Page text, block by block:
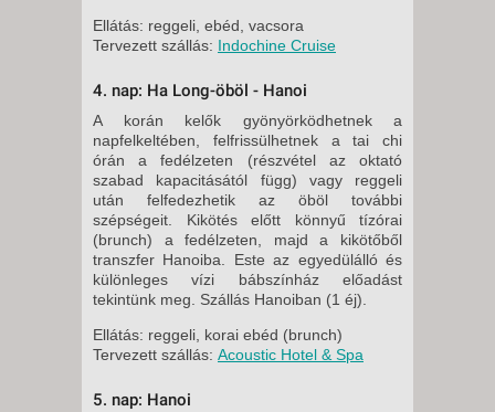
Ellátás: reggeli, ebéd, vacsora
Tervezett szállás: Indochine Cruise
4. nap: Ha Long-öböl - Hanoi
A korán kelők gyönyörködhetnek a
napfelkeltében, felfrissülhetnek a tai chi
órán a fedélzeten (részvétel az oktató
szabad kapacitásától függ) vagy reggeli
után felfedezhetik az öböl további
szépségeit. Kikötés előtt könnyű tízórai
(brunch) a fedélzeten, majd a kikötőből
transzfer Hanoiba. Este az egyedülálló és
különleges vízi bábszínház előadást
tekintünk meg. Szállás Hanoiban (1 éj).
Ellátás: reggeli, korai ebéd (brunch)
Tervezett szállás: Acoustic Hotel & Spa
5. nap: Hanoi